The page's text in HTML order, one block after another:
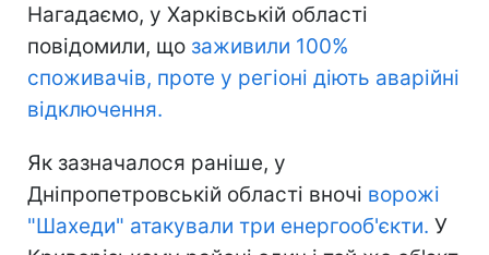
Нагадаємо, у Харківській області
повідомили, що заживили 100%
споживачів, проте у регіоні діють аварійні
відключення.
Як зазначалося раніше, у
Дніпропетровській області вночі ворожі
"Шахеди" атакували три енергооб'єкти. У